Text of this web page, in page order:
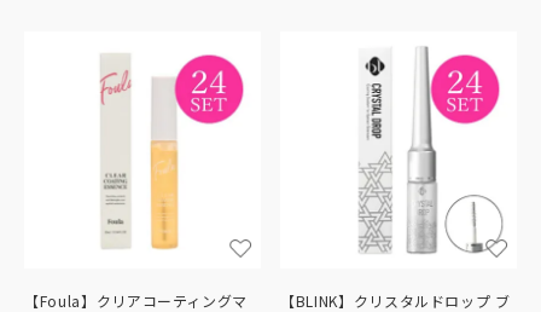
【Foula】クリアコーティングマ
【BLINK】クリスタルドロップ ブ